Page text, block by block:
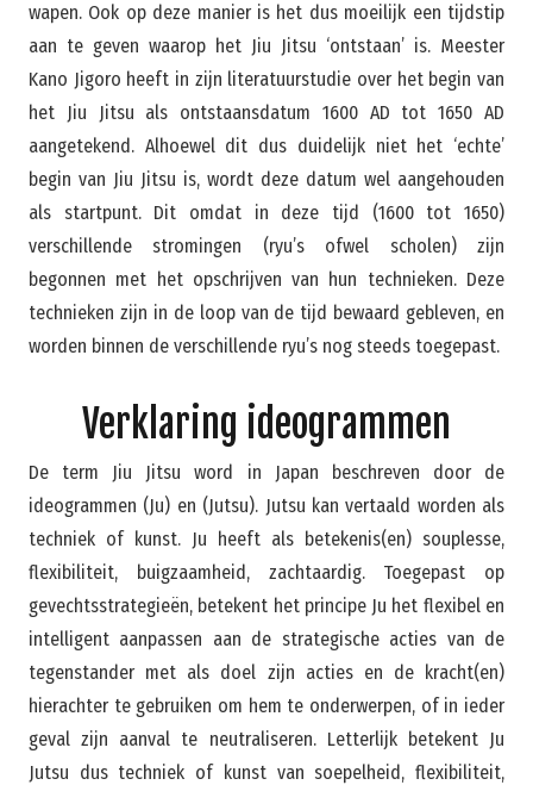
wapen. Ook op deze manier is het dus moeilijk een tijdstip
aan te geven waarop het Jiu Jitsu ‘ontstaan’ is. Meester
Kano Jigoro heeft in zijn literatuurstudie over het begin van
het Jiu Jitsu als ontstaansdatum 1600 AD tot 1650 AD
aangetekend. Alhoewel dit dus duidelijk niet het ‘echte’
begin van Jiu Jitsu is, wordt deze datum wel aangehouden
als startpunt. Dit omdat in deze tijd (1600 tot 1650)
verschillende stromingen (ryu’s ofwel scholen) zijn
begonnen met het opschrijven van hun technieken. Deze
technieken zijn in de loop van de tijd bewaard gebleven, en
worden binnen de verschillende ryu’s nog steeds toegepast.
Verklaring ideogrammen
De term Jiu Jitsu word in Japan beschreven door de
ideogrammen (Ju) en (Jutsu). Jutsu kan vertaald worden als
techniek of kunst. Ju heeft als betekenis(en) souplesse,
flexibiliteit, buigzaamheid, zachtaardig. Toegepast op
gevechtsstrategieën, betekent het principe Ju het flexibel en
intelligent aanpassen aan de strategische acties van de
tegenstander met als doel zijn acties en de kracht(en)
hierachter te gebruiken om hem te onderwerpen, of in ieder
geval zijn aanval te neutraliseren. Letterlijk betekent Ju
Jutsu dus techniek of kunst van soepelheid, flexibiliteit,